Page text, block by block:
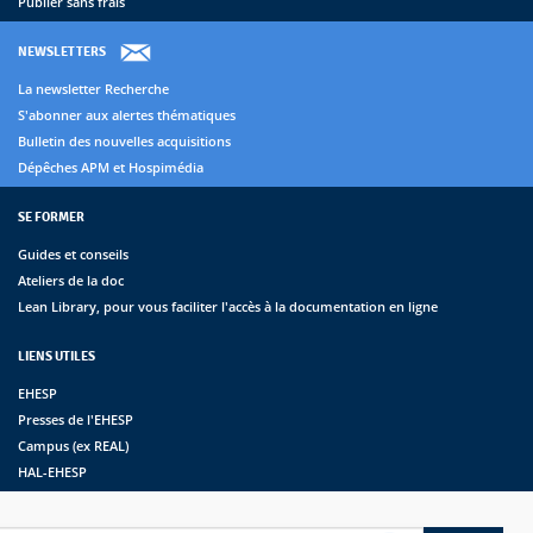
NEWSLETTERS
La newsletter Recherche
S'abonner aux alertes thématiques
Bulletin des nouvelles acquisitions
Dépêches APM et Hospimédia
SE FORMER
Guides et conseils
Ateliers de la doc
Lean Library, pour vous faciliter l'accès à la documentation en ligne
LIENS UTILES
EHESP
Presses de l'EHESP
Campus (ex REAL)
HAL-EHESP